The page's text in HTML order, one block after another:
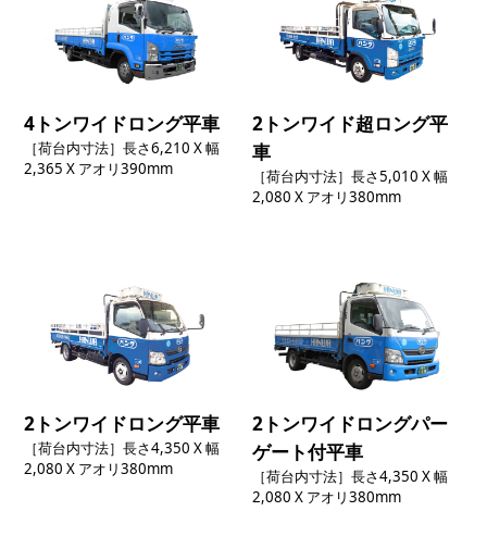
4トンワイドロング平車
［荷台内寸法］長さ6,210 X 幅
2,365 X アオリ390mm
2トンワイド超ロング平
車
［荷台内寸法］長さ5,010 X 幅
2,080 X アオリ380mm
2トンワイドロング平車
［荷台内寸法］長さ4,350 X 幅
2,080 X アオリ380mm
2トンワイドロングパー
ゲート付平車
［荷台内寸法］長さ4,350 X 幅
2,080 X アオリ380mm